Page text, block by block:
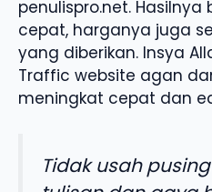
penulispro.net. Hasilnya
cepat, harganya juga
yang diberikan. Insya
Traffic website agan
meningkat cepat dan
Tidak usah